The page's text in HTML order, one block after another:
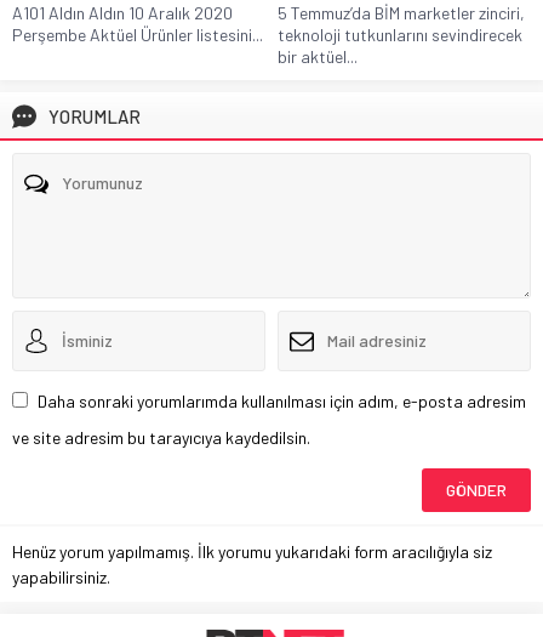
A101 Aldın Aldın 10 Aralık 2020
Perşembe Aktüel Ürünler listesini...
5 Temmuz’da BİM marketler zinciri,
teknoloji tutkunlarını sevindirecek
bir aktüel...
YORUMLAR
Daha sonraki yorumlarımda kullanılması için adım, e-posta adresim
ve site adresim bu tarayıcıya kaydedilsin.
Henüz yorum yapılmamış. İlk yorumu yukarıdaki form aracılığıyla siz
yapabilirsiniz.